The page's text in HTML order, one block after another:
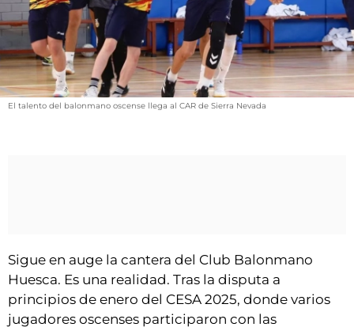
GALERÍAS
VÍDEOS
CONTACTAR
FIESTAS EN EL ALTO ARAGÓN
ESQUELAS
CLUB DEL AMIGO MILITANTE
El talento del balonmano oscense llega al CAR de Sierra Nevada
Sigue en auge la cantera del Club Balonmano
Huesca. Es una realidad. Tras la disputa a
principios de enero del CESA 2025, donde varios
jugadores oscenses participaron con las